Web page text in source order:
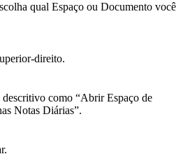
qual Espaço ou Documento você
como “Abrir Espaço de
Notas Diárias”.